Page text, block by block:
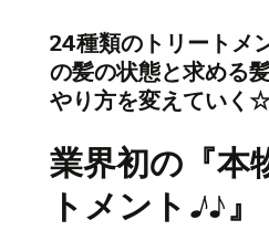
24種類のトリートメ
の髪の状態と求める
やり方を変えていく
業界初の『本
トメント ♪♪』